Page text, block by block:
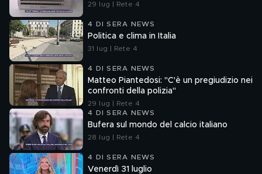
29 lug | Rete 4
4 DI SERA NEWS
Politica e clima in Italia
31 lug | Rete 4
4 DI SERA NEWS
Matteo Piantedosi: "C'è un pregiudizio nei
confronti della polizia"
29 lug | Rete 4
4 DI SERA NEWS
Bufera sul mondo del calcio italiano
28 lug | Rete 4
4 DI SERA NEWS
Venerdì 31 luglio